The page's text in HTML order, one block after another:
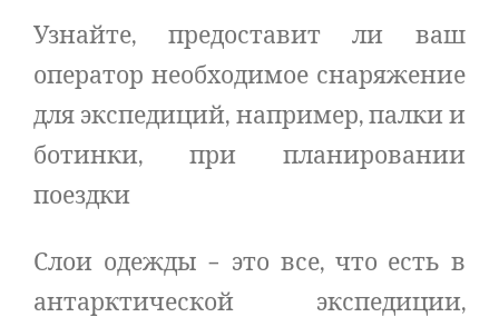
Узнайте, предоставит ли ваш
оператор необходимое снаряжение
для экспедиций, например, палки и
ботинки, при планировании
поездки
Слои одежды – это все, что есть в
антарктической экспедиции,